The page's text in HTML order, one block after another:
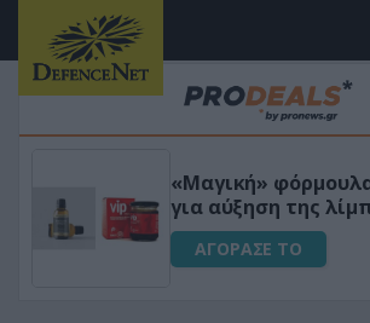
Φριτέζα Αέρος 8Lt
έλεγχο για Υγιεινό
Χωρίς Λάδι 1650W
ΑΓΟΡΑΣΕ ΤΟ